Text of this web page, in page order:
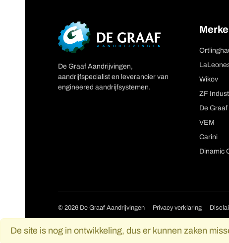
De site is nog in ontwikkeling, dus er kunnen zaken
De Graaf Aandrijvingen,
aandrijfspecialist en leverancier van
engineered aandrijfsystemen.
Wikov
ZF
De
VEM
Carini
Dinamic
Copyright
© 2026 De Graaf Aandrijvingen Privacy verklaring